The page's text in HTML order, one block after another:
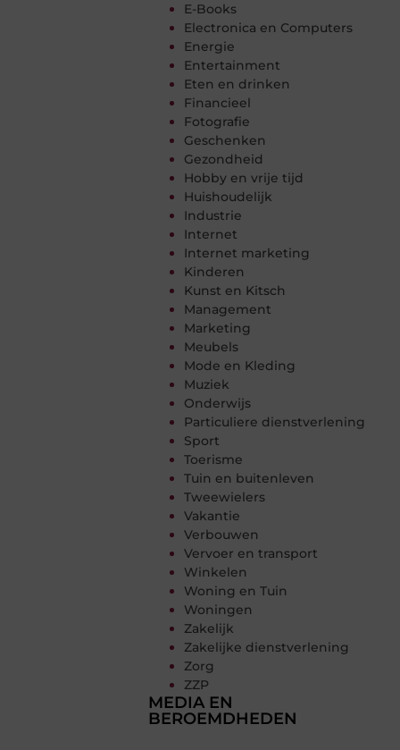
E-Books
Electronica en Computers
Energie
Entertainment
Eten en drinken
Financieel
Fotografie
Geschenken
Gezondheid
Hobby en vrije tijd
Huishoudelijk
Industrie
Internet
Internet marketing
Kinderen
Kunst en Kitsch
Management
Marketing
Meubels
Mode en Kleding
Muziek
Onderwijs
Particuliere dienstverlening
Sport
Toerisme
Tuin en buitenleven
Tweewielers
Vakantie
Verbouwen
Vervoer en transport
Winkelen
Woning en Tuin
Woningen
Zakelijk
Zakelijke dienstverlening
Zorg
ZZP
MEDIA EN
BEROEMDHEDEN